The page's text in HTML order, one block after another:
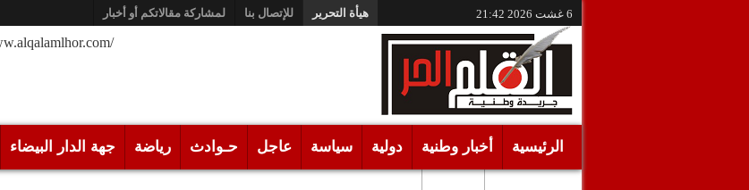
6 غشت 2026 21:43 هيأة التحرير للإتصال بنا لمشاركة مقالاتكم أو أخبار
/www.alqalamlhor.com
الرئيسية أخبار وطنية دولية سياسة عاجل حـوادث رياضة جهة الدار البيضاء